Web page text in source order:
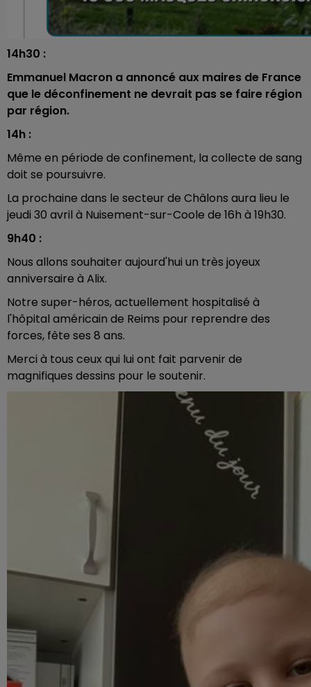
14h30 :
Emmanuel Macron a annoncé aux maires de France
que le déconfinement ne devrait pas se faire région
par région.
14h :
Même en période de confinement, la collecte de sang
doit se poursuivre.
La prochaine dans le secteur de Châlons aura lieu le
jeudi 30 avril à Nuisement-sur-Coole de 16h à 19h30.
9h40 :
Nous allons souhaiter aujourd'hui un très joyeux
anniversaire à Alix.
Notre super-héros, actuellement hospitalisé à
l'hôpital américain de Reims pour reprendre des
forces, fête ses 8 ans.
Merci à tous ceux qui lui ont fait parvenir de
magnifiques dessins pour le soutenir.